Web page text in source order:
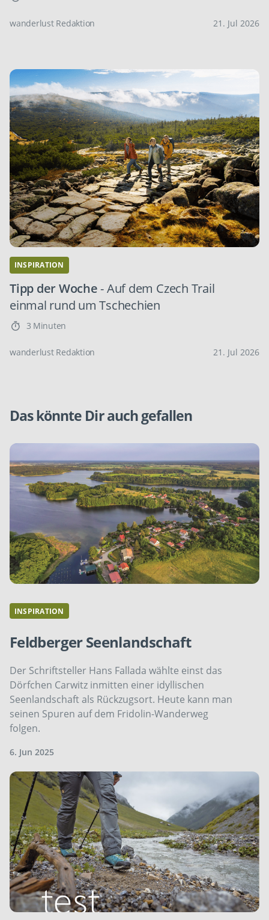
wanderlust Redaktion 21. Jul 2026
INSPIRATION
Tipp der Woche- Auf dem Czech Trail
einmal rund um Tschechien
3 Minuten
wanderlust Redaktion 21. Jul 2026
Das könnte Dir auch gefallen
INSPIRATION
Feldberger Seenlandschaft
Der Schriftsteller Hans Fallada wählte einst das
Dörfchen Carwitz inmitten einer idyllischen
Seenlandschaft als Rückzugsort. Heute kann man
seinen Spuren auf dem Fridolin-Wanderweg
folgen.
6. Jun 2025